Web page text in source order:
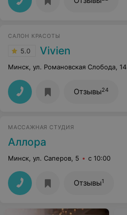
САЛОН КРАСОТЫ
5.0 Vivien
Минск, ул. Романовская Слобода, 14
Отзывы24
МАССАЖНАЯ СТУДИЯ
Аллора
Минск, ул. Саперов, 5 с 10:00
Отзывы1